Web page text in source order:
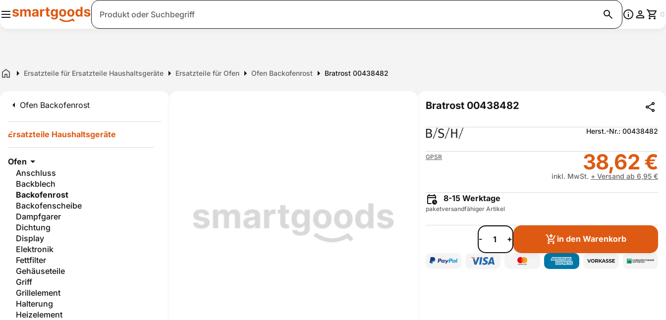
Suche 0
Home Ersatzteile für Ersatzteile Haushaltsgeräte Ersatzteile für Ofen Ofen Backofenrost Bratrost 00438482
Ofen Backofenrost
Ersatzteile Haushaltsgeräte
Ofen
Anschluss
Backblech
Backofenrost
Backofenscheibe
Dampfgarer
Dichtung
Display
Elektronik
Fettfilter
Gehäuseteile
Griff
Grillelement
Halterung
Heizelement
Bratrost 00438482
Herst.-Nr.: 00438482
GPSR 38,62 €
inkl. MwSt. + Versand ab 6,95 €
8-15 Werktage
paketversandfähiger Artikel
- + in den Warenkorb